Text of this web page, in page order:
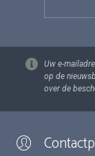
Uw e-
op de
over de